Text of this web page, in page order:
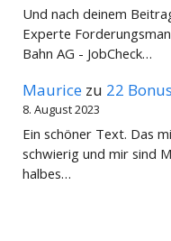
Und nach deinem
Experte
Bahn AG - JobCheck…
Maurice zu 22
8. August 2023
Ein schöner Text. Das
schwierig und mir sind
halbes…